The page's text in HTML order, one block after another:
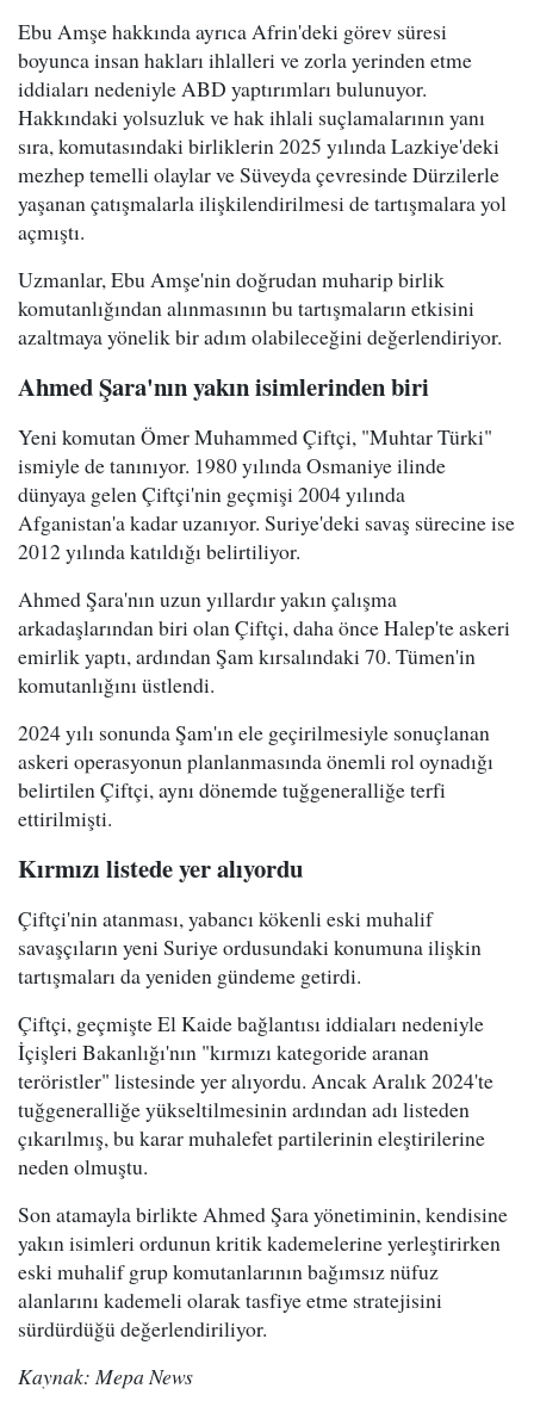
Ebu Amşe hakkında ayrıca Afrin'deki görev süresi
boyunca insan hakları ihlalleri ve zorla yerinden etme
iddiaları nedeniyle ABD yaptırımları bulunuyor.
Hakkındaki yolsuzluk ve hak ihlali suçlamalarının yanı
sıra, komutasındaki birliklerin 2025 yılında Lazkiye'deki
mezhep temelli olaylar ve Süveyda çevresinde Dürzilerle
yaşanan çatışmalarla ilişkilendirilmesi de tartışmalara yol
açmıştı.
Uzmanlar, Ebu Amşe'nin doğrudan muharip birlik
komutanlığından alınmasının bu tartışmaların etkisini
azaltmaya yönelik bir adım olabileceğini değerlendiriyor.
Ahmed Şara'nın yakın isimlerinden biri
Yeni komutan Ömer Muhammed Çiftçi, "Muhtar Türki"
ismiyle de tanınıyor. 1980 yılında Osmaniye ilinde
dünyaya gelen Çiftçi'nin geçmişi 2004 yılında
Afganistan'a kadar uzanıyor. Suriye'deki savaş sürecine ise
2012 yılında katıldığı belirtiliyor.
Ahmed Şara'nın uzun yıllardır yakın çalışma
arkadaşlarından biri olan Çiftçi, daha önce Halep'te askeri
emirlik yaptı, ardından Şam kırsalındaki 70. Tümen'in
komutanlığını üstlendi.
2024 yılı sonunda Şam'ın ele geçirilmesiyle sonuçlanan
askeri operasyonun planlanmasında önemli rol oynadığı
belirtilen Çiftçi, aynı dönemde tuğgeneralliğe terfi
ettirilmişti.
Kırmızı listede yer alıyordu
Çiftçi'nin atanması, yabancı kökenli eski muhalif
savaşçıların yeni Suriye ordusundaki konumuna ilişkin
tartışmaları da yeniden gündeme getirdi.
Çiftçi, geçmişte El Kaide bağlantısı iddiaları nedeniyle
İçişleri Bakanlığı'nın "kırmızı kategoride aranan
teröristler" listesinde yer alıyordu. Ancak Aralık 2024'te
tuğgeneralliğe yükseltilmesinin ardından adı listeden
çıkarılmış, bu karar muhalefet partilerinin eleştirilerine
neden olmuştu.
Son atamayla birlikte Ahmed Şara yönetiminin, kendisine
yakın isimleri ordunun kritik kademelerine yerleştirirken
eski muhalif grup komutanlarının bağımsız nüfuz
alanlarını kademeli olarak tasfiye etme stratejisini
sürdürdüğü değerlendiriliyor.
Kaynak: Mepa News